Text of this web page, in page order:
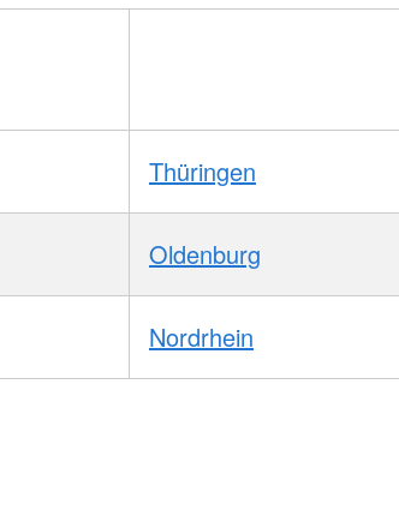
Thüringen
Oldenburg
Nordrhein